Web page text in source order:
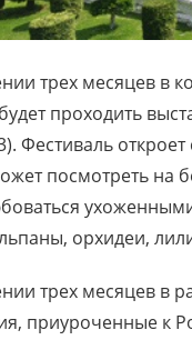
трех месяцев в
проходить
Фестиваль
посмотреть на
орхидеи,
трех месяцев в
приуроченные к